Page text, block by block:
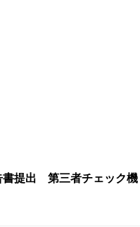
書提出 第三者チェック機